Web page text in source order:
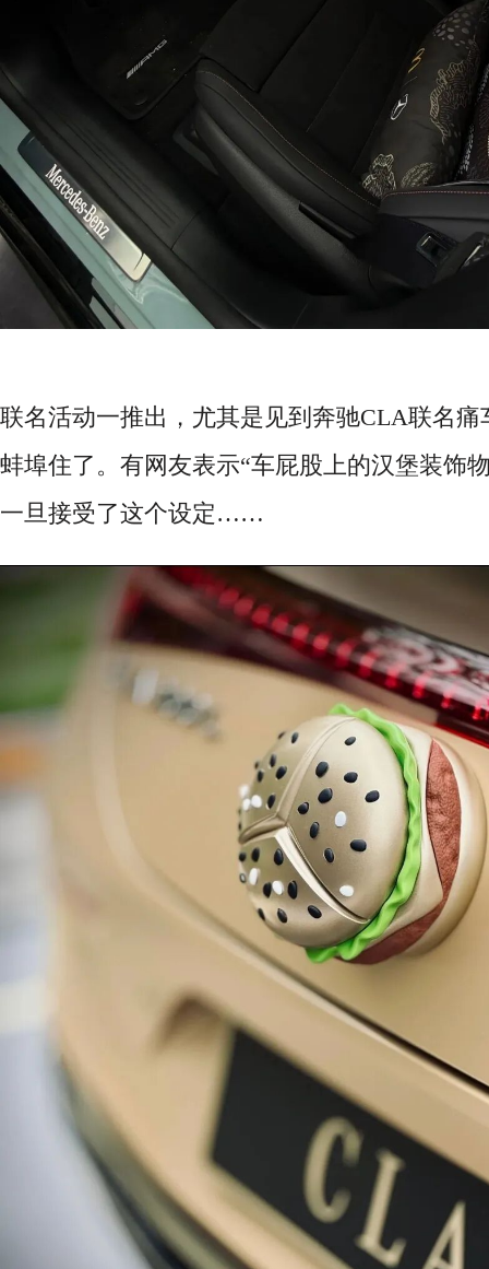
联名活动一推出，尤其是见到 奔驰CLA联名痛
蚌埠住了。有网友表示“车屁股上的汉堡装饰
一旦接受了这个设定……